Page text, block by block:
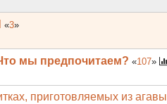
«3»
мы предпочитаем? «107»
приготовляемых из агавы